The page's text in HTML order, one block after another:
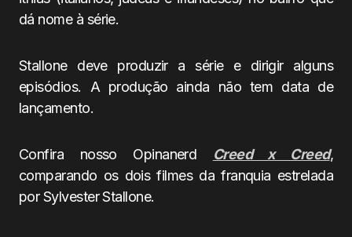
dá nome à série.
Stallone deve produzir a série e dirigir alguns
episódios. A produção ainda não tem data de
lançamento.
Confira nosso Opinanerd Creed x Creed,
comparando os dois filmes da franquia estrelada
por Sylvester Stallone.